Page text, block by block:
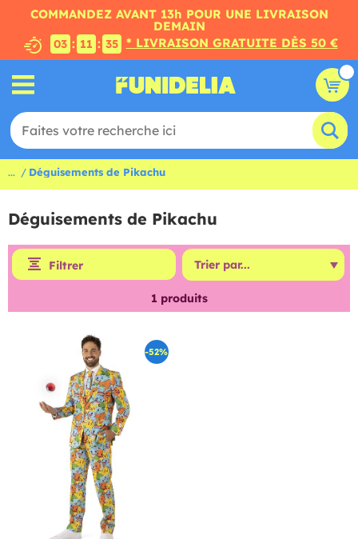
COMMANDEZ AVANT 13h POUR UNE LIVRAISON
DEMAIN
03 : 11 : 34 * LIVRAISON GRATUITE DÈS 50 €
... Déguisements de Pikachu
Déguisements de Pikachu
Filtrer
1 produits
-52%